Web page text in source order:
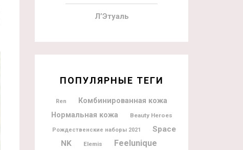
Л’Этуаль
ПОПУЛЯРНЫЕ ТЕГИ
Ren
Комбинированная кожа
Нормальная кожа
Beauty Heroes
Рождественские наборы 2021
Space
NK
Elemis Feelunique